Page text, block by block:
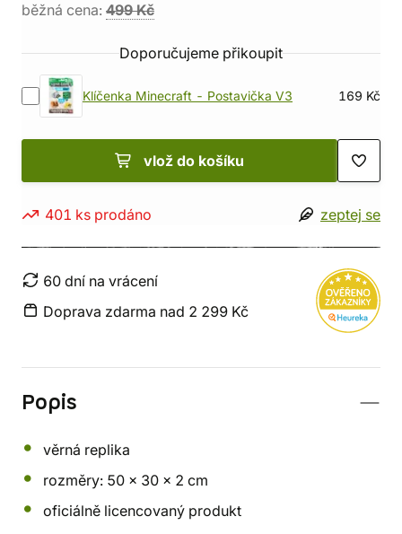
běžná cena: 499 Kč
Doporučujeme přikoupit
Klíčenka Minecraft - Postavička V3 169 Kč
vlož do košíku
401 ks prodáno zeptej se
60 dní na vrácení
Doprava zdarma nad 2 299 Kč
Popis
věrná replika
rozměry: 50 x 30 x 2 cm
oficiálně licencovaný produkt